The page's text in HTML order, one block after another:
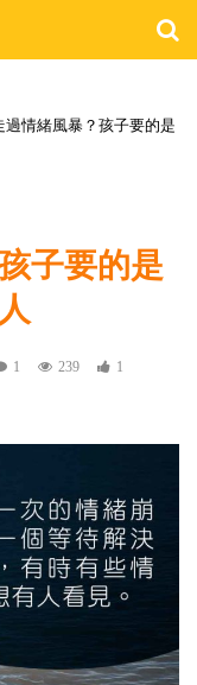
過情緒風暴？孩子要的是
子要的是
1 239 1